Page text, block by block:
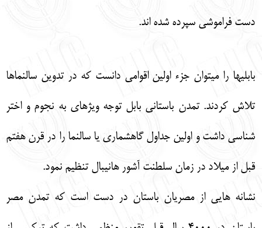
دست فراموشي سپرده شده اند.
بابليها را ميتوان جزء اولين اقوامي دانست كه در تدوين سالنماها
تلاش كردند. تمدن باستاني بابل توجه ويژهاي به نجوم و اختر
شناسي داشت و اولين جداول گاهشماري يا سالنما را در قرن هفتم
قبل از ميلاد در زمان سلطنت آشور هانيبال تنظيم نمود.
نشانه هايي از مصريان باستان در دست است كه تمدن مصر